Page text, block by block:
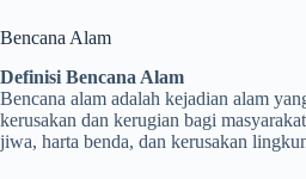
Bencana Alam
Definisi Bencana Alam
Bencana alam adalah kejadian alam
kerusakan dan kerugian bagi
jiwa, harta benda, dan kerusakan